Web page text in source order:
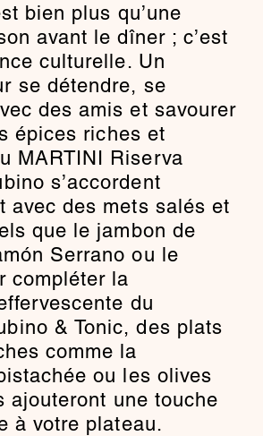
bien plus qu’une
avant le dîner ; c’est
culturelle. Un
se détendre, se
des amis et savourer
épices riches et
MARTINI Riserva
s’accordent
avec des mets salés et
que le jambon de
Serrano ou le
compléter la
du
& Tonic, des plats
comme la
ou les olives
ajouteront une touche
à votre plateau.